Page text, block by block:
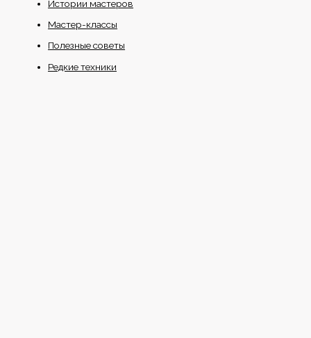
Истории мастеров
Мастер-классы
Полезные советы
Редкие техники